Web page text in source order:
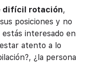
difícil rotación,
posiciones y no
interesado en
atento a lo
¿la persona